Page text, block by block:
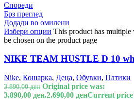
Спореди
Брз преглед
Додади во омилени
Избери опции This product has multiple
be chosen on the product page
NIKE TEAM HUSTLE D 10
Nike, Кошарка, Деца, Обувки, Патики
3.890,00ден Original price was:
3.890,00 ден.2.690,00 денCurrent price